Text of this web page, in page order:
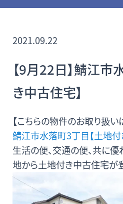
アパート
借りたい
売りたい
お役立ち
情報
資産活
会社案内
アクセス
2021.09.22
【9月22日】鯖江
き中古住宅】
【こちらの物件のお取り扱い
鯖江市水落町3丁目【土地付
生活の便、交通の便、共に
地から土地付き中古住宅が登